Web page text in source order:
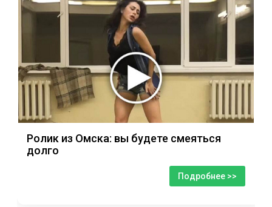
Ролик из Омска: вы будете смеяться
долго
Подробнее >>